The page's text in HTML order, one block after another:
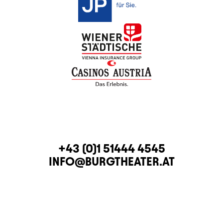
KONTAKTTELEFON
+43 (0)1 51444 4545
E-MAIL
INFO@BURGTHEATER.AT